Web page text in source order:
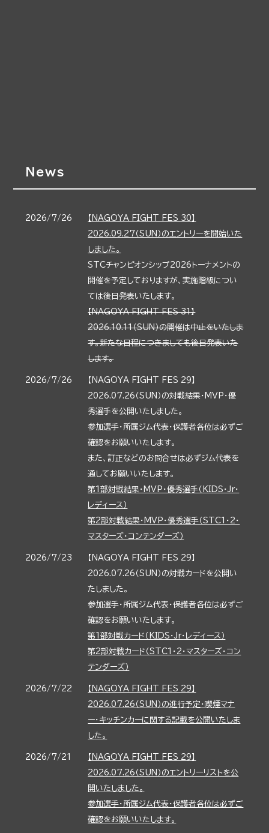
News
2026/7/26
【NAGOYA FIGHT FES 30】
2026.09.27（SUN）のエントリーを開始いた
しました。
STCチャンピオンシップ2026トーナメントの
開催を予定しておりますが、実施階級につい
ては後日発表いたします。
【NAGOYA FIGHT FES 31】
2026.10.11（SUN）の開催は中止をいたしま
す。新たな日程につきましても後日発表いた
します。
2026/7/26
【NAGOYA FIGHT FES 29】
2026.07.26（SUN）の対戦結果・MVP・優
秀選手を公開いたしました。
参加選手・所属ジム代表・保護者各位は必ずご
確認をお願いいたします。
また、訂正などのお問合せは必ずジム代表を
通してお願いいたします。
第1部対戦結果・MVP・優秀選手（KIDS・Jr・
レディース）
第2部対戦結果・MVP・優秀選手（STC1・2・
マスターズ・コンテンダーズ）
2026/7/23
【NAGOYA FIGHT FES 29】
2026.07.26（SUN）の対戦カードを公開い
たしました。
参加選手・所属ジム代表・保護者各位は必ずご
確認をお願いいたします。
第1部対戦カード（KIDS・Jr・レディース）
第2部対戦カード（STC1・2・マスターズ・コン
テンダーズ）
2026/7/22
【NAGOYA FIGHT FES 29】
2026.07.26（SUN）の進行予定・喫煙マナ
ー・キッチンカーに関する記載を公開いたしま
した。
2026/7/21
【NAGOYA FIGHT FES 29】
2026.07.26（SUN）のエントリーリストを公
開いたしました。
参加選手・所属ジム代表・保護者各位は必ずご
確認をお願いいたします。